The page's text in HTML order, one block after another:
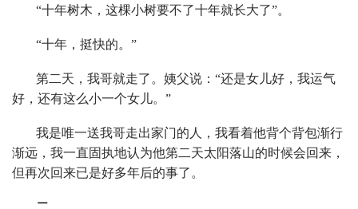
“十年树木，这棵小树要不了十年就长大了”。
“十年，挺快的。”
第二天，我哥就走了。姨父说：“还是女儿好，我运气
好，还有这么小一个女儿。”
我是唯一送我哥走出家门的人，我看着他背个背包渐行
渐远，我一直固执地认为他第二天太阳落山的时候会回来，
但再次回来已是好多年后的事了。